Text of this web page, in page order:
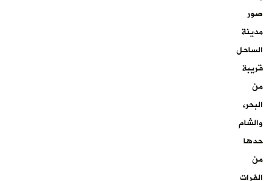
صور
مدينة
الساحل
قريبة
من
البحر،
والشام
حدها
من